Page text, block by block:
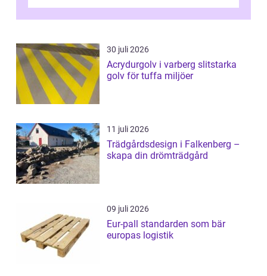
omtan...
30 juli 2026
Acrydurgolv i varberg slitstarka
golv för tuffa miljöer
11 juli 2026
Trädgårdsdesign i Falkenberg –
skapa din drömträdgård
09 juli 2026
Eur-pall standarden som bär
europas logistik